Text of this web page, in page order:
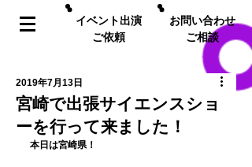
イベント出演
ご依頼
お問い合わせ
ご相談
宮崎で出張サイエンスショ
ーを行って来ました！
2019年7月13日
本日は宮崎県！